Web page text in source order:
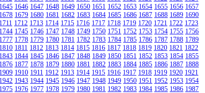
1645 1646 1647 1648 1649 1650 1651 1652 1653 1654 1655 1656 1657
1678 1679 1680 1681 1682 1683 1684 1685 1686 1687 1688 1689 1690
1711 1712 1713 1714 1715 1716 1717 1718 1719 1720 1721 1722 1723
1744 1745 1746 1747 1748 1749 1750 1751 1752 1753 1754 1755 1756
1777 1778 1779 1780 1781 1782 1783 1784 1785 1786 1787 1788 1789
1810 1811 1812 1813 1814 1815 1816 1817 1818 1819 1820 1821 1822
1843 1844 1845 1846 1847 1848 1849 1850 1851 1852 1853 1854 1855
1876 1877 1878 1879 1880 1881 1882 1883 1884 1885 1886 1887 1888
1909 1910 1911 1912 1913 1914 1915 1916 1917 1918 1919 1920 1921
1942 1943 1944 1945 1946 1947 1948 1949 1950 1951 1952 1953 1954
1975 1976 1977 1978 1979 1980 1981 1982 1983 1984 1985 1986 1987